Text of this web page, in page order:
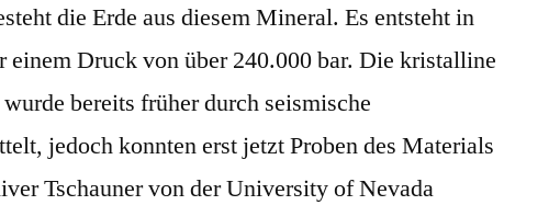
die Erde aus diesem Mineral. Es entsteht in
einem Druck von über 240.000 bar. Die kristalline
bereits früher durch seismische
jedoch konnten erst jetzt Proben des Materials
Tschauner von der University of Nevada